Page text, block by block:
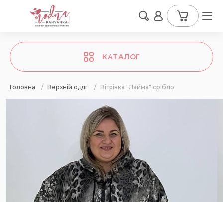
КАТАЛОГ
Головна / Верхній одяг / Вітрівка "Лайма" срібло